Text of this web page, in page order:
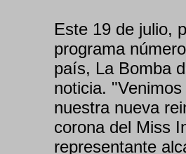
Este 19 de julio,
programa
país, La Bomba
noticia.
nuestra nueva
corona del Miss
representante